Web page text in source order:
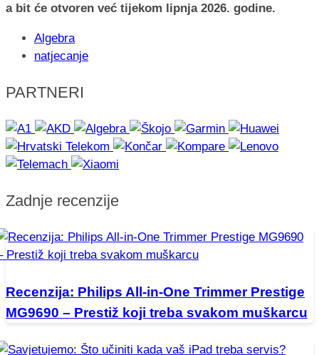
a bit će otvoren već tijekom lipnja 2026. godine.
Algebra
natjecanje
PARTNERI
Zadnje recenzije
Recenzija: Philips All-in-One Trimmer Prestige
MG9690 – Prestiž koji treba svakom muškarcu